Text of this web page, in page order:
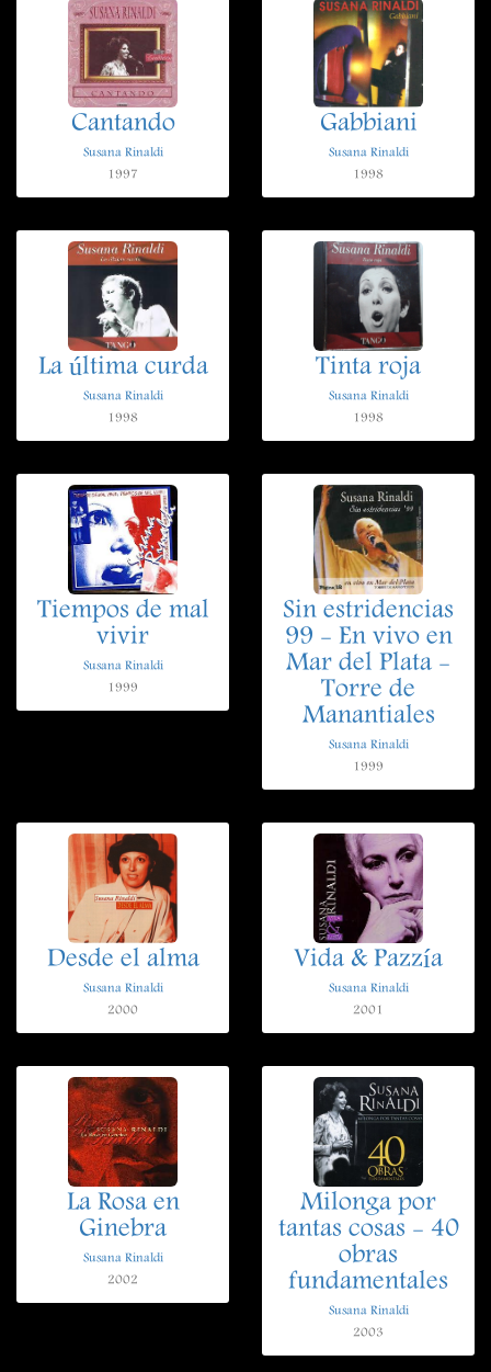
Cantando
Susana Rinaldi
1997
Gabbiani
Susana Rinaldi
1998
La última curda
Susana Rinaldi
1998
Tinta roja
Susana Rinaldi
1998
Tiempos de mal
vivir
Susana Rinaldi
1999
Sin estridencias
99 - En vivo en
Mar del Plata -
Torre de
Manantiales
Susana Rinaldi
1999
Desde el alma
Susana Rinaldi
2000
Vida & Pazzía
Susana Rinaldi
2001
La Rosa en
Ginebra
Susana Rinaldi
2002
Milonga por
tantas cosas - 40
obras
fundamentales
Susana Rinaldi
2003